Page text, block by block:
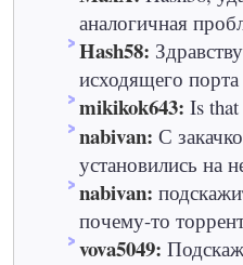
аналогичная
Hash58:
исходящего
mikikok643: Is
nabivan: С
установились на
nabivan:
почему-то
vova5049: